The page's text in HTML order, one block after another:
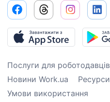
Послуги для роботодавців
Новини Work.ua
Ресурси
Умови використання